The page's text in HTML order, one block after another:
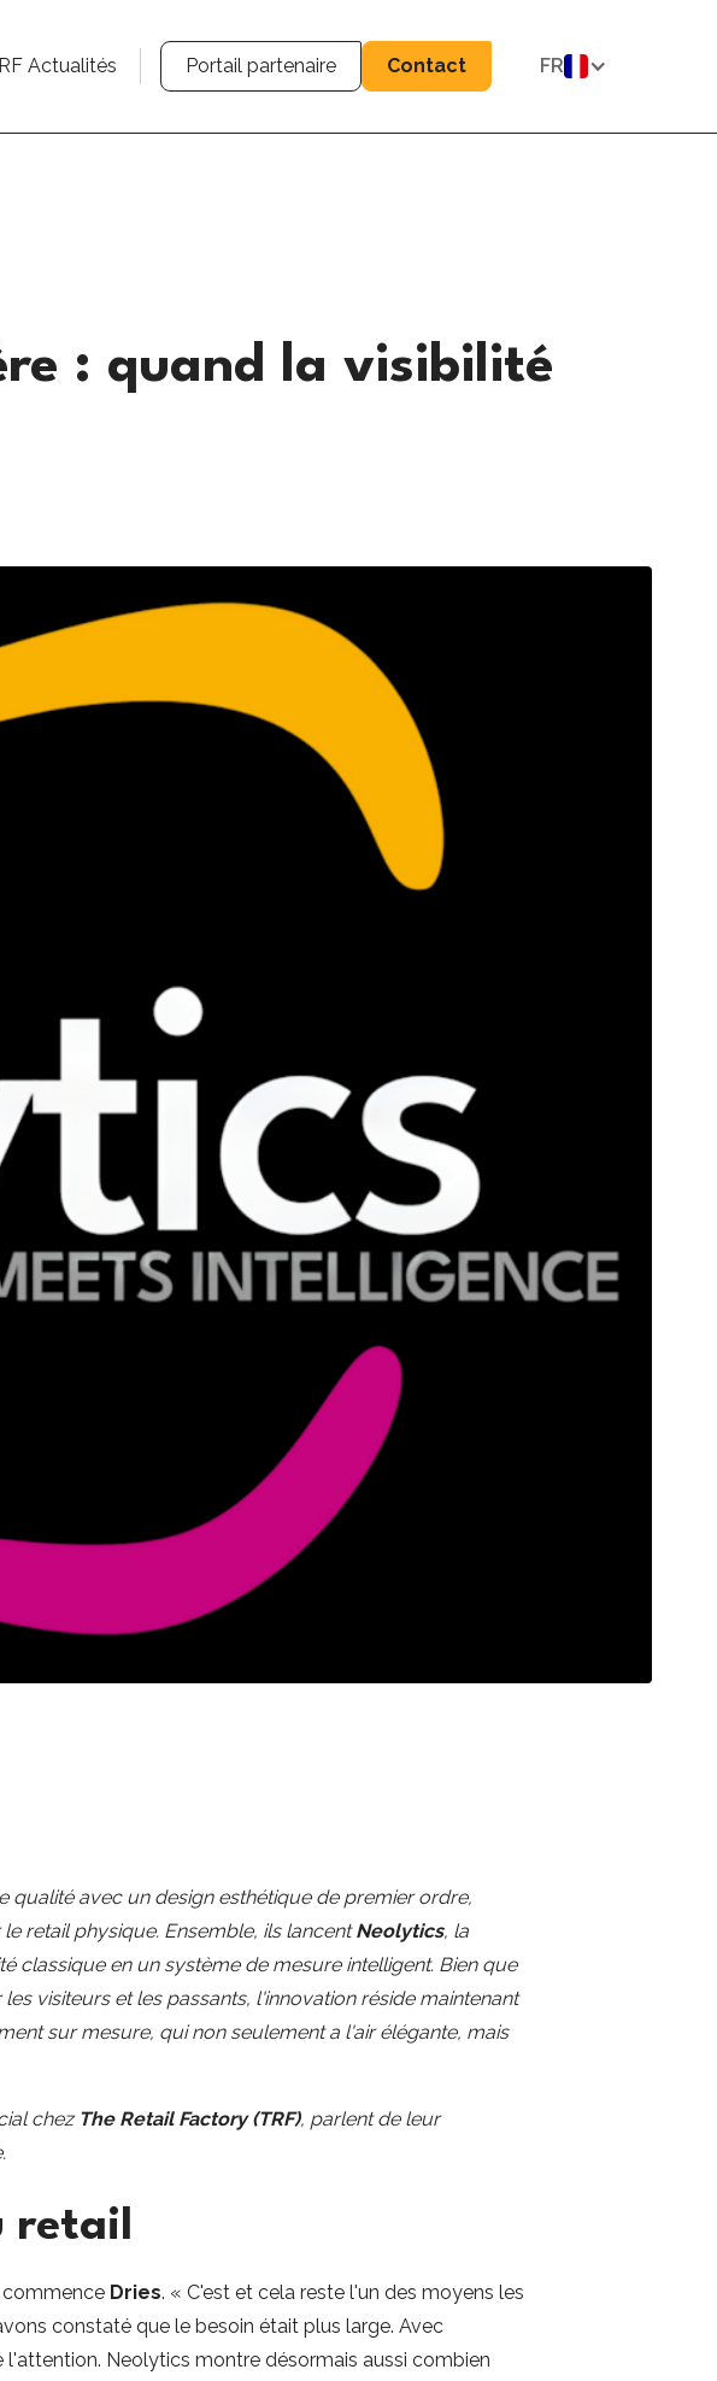
Actualités Portail partenaire Contact FR
: quand la visibilité
qualité avec un design esthétique de premier ordre,
retail physique. Ensemble, ils lancentNeolytics, la
classique en un système de mesure intelligent. Bien que
visiteurs et les passants, l'innovation réside maintenant
sur mesure, qui non seulement a l'air élégante, mais
chez The Retail Factory (TRF), parlent de leur
retail
commence Dries. « C'est et cela reste l'un des moyens les
constaté que le besoin était plus large. Avec
Neolytics montre désormais aussi combien